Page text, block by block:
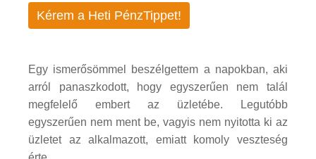
Kérem a Heti PénzTippet!
Egy ismerősömmel beszélgettem a napokban, aki
arról panaszkodott, hogy egyszerűen nem talál
megfelelő embert az üzletébe. Legutóbb
egyszerűen nem ment be, vagyis nem nyitotta ki az
üzletet az alkalmazott, emiatt komoly veszteség